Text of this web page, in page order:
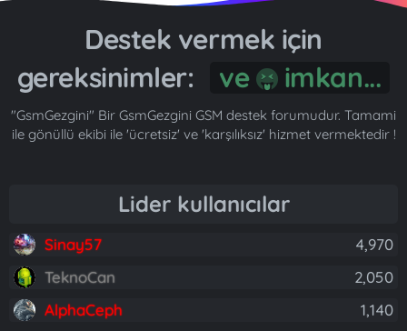
Destek vermek için
gereksinimler:
ve imkan...
"GsmGezgini" Bir GsmGezgini GSM destek forumudur. Tamami
ile gönüllü ekibi ile 'ücretsiz' ve 'karşılıksız' hizmet vermektedir !
Lider kullanıcılar
Sinay57
4,970
TeknoCan
2,050
AlphaCeph
1,140